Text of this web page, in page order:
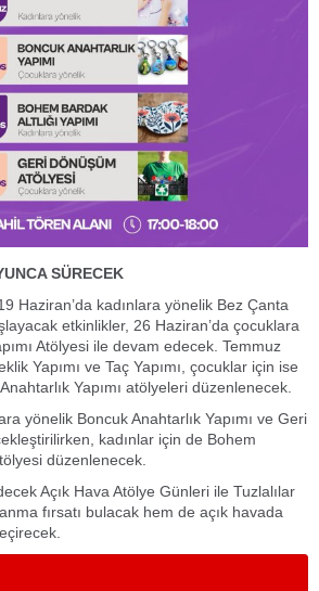
SÜRECEK
Haziran’da kadınlara yönelik Bez Çanta
etkinlikler, 26 Haziran’da çocuklara
Atölyesi ile devam edecek. Temmuz
Yapımı ve Taç Yapımı, çocuklar için ise
Yapımı atölyeleri düzenlenecek.
yönelik Boncuk Anahtarlık Yapımı ve Geri
kadınlar için de Bohem
düzenlenecek.
Açık Hava Atölye Günleri ile Tuzlalılar
fırsatı bulacak hem de açık havada